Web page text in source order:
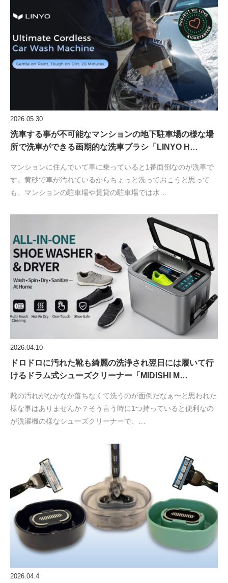
2026.05.30
洗車する事が不可能なマンションの地下駐車場の様な場
所で洗車ができる画期的な洗車ブラシ「LINYO H…
マンションに住んでいて車に乗っていると1番面倒なのが洗車で
す。黄砂で車が汚れているからちょっと洗っておこうと思って
も、マンションの駐車場や賃貸の駐車場では水…
2026.04.10
ドロドロに汚れた靴も綺麗の洗浄され翌日には履いて行
けるドラム式シューズクリーナー「MIDISHI M…
靴の汚れがなかなか落ちなくて洗うのが面倒だなぁ〜と思われた
様な事はありませんか？そう言う時に1つ持っていると便利なの
が洗濯機の様なシューズクリーナーで、…
2026.04.4